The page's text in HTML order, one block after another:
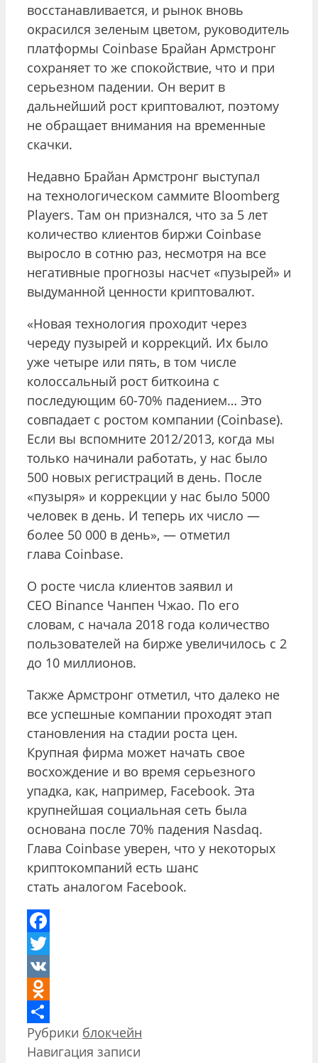
восстанавливается, и рынок вновь
окрасился зеленым цветом, руководитель
платформы Coinbase Брайан Армстронг
сохраняет то же спокойствие, что и при
серьезном падении. Он верит в
дальнейший рост криптовалют, поэтому
не обращает внимания на временные
скачки.
Недавно Брайан Армстронг выступал
на технологическом саммите Bloomberg
Players. Там он признался, что за 5 лет
количество клиентов биржи Coinbase
выросло в сотню раз, несмотря на все
негативные прогнозы насчет «пузырей» и
выдуманной ценности криптовалют.
«Новая технология проходит через
череду пузырей и коррекций. Их было
уже четыре или пять, в том числе
колоссальный рост биткоина с
последующим 60-70% падением… Это
совпадает с ростом компании (Coinbase).
Если вы вспомните 2012/2013, когда мы
только начинали работать, у нас было
500 новых регистраций в день. После
«пузыря» и коррекции у нас было 5000
человек в день. И теперь их число —
более 50 000 в день», — отметил
глава Coinbase.
О росте числа клиентов заявил и
CEO Binance Чанпен Чжао. По его
словам, с начала 2018 года количество
пользователей на бирже увеличилось с 2
до 10 миллионов.
Также Армстронг отметил, что далеко не
все успешные компании проходят этап
становления на стадии роста цен.
Крупная фирма может начать свое
восхождение и во время серьезного
упадка, как, например, Facebook. Эта
крупнейшая социальная сеть была
основана после 70% падения Nasdaq.
Глава Coinbase уверен, что у некоторых
криптокомпаний есть шанс
стать аналогом Facebook.
Facebook
Twitter
VK
Odnoklassniki
Отправить
Рубрики блокчейн
Навигация записи